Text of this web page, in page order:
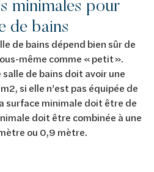
minimales pour
de bains
de bains dépend bien sûr de
même comme « petit ».
salle de bains doit avoir une
si elle n’est pas équipée de
surface minimale doit être de
doit être combinée à une
ou 0,9 mètre.